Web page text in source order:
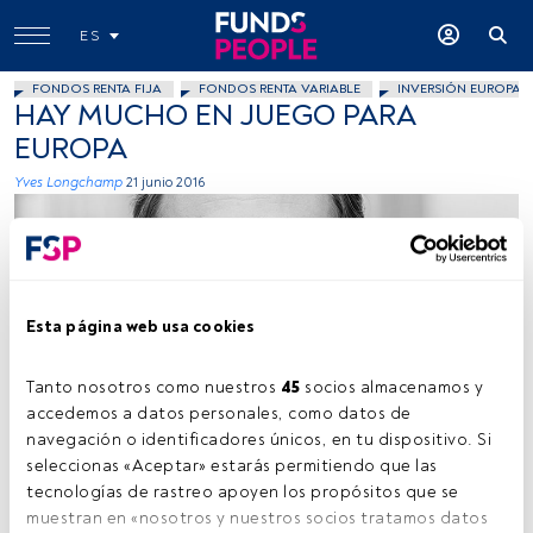
Esta página web usa cookies
Tanto nosotros como nuestros 45 socios almacenamos y
accedemos a datos personales, como datos de
navegación o identificadores únicos, en tu dispositivo. Si
seleccionas «Aceptar» estarás permitiendo que las
tecnologías de rastreo apoyen los propósitos que se
muestran en «nosotros y nuestros socios tratamos datos
ES
FONDOS RENTA FIJA FONDOS RENTA VARIABLE INVERSIÓN EUROPA
HAY MUCHO EN JUEGO PARA
EUROPA
Yves Longchamp 21 junio 2016
Tiempo lectura: 3 min.